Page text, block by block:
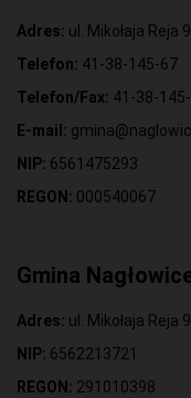
Adres: ul. Mikołaja Reja
Telefon: 41-38-145-67
Telefon/Fax: 41-38-
E-mail:
NIP: 6561475293
REGON: 000540067
Gmina
Adres: ul. Mikołaja Reja
NIP: 6562213721
REGON: 291010398